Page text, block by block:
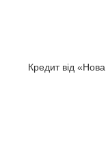
Кредит від